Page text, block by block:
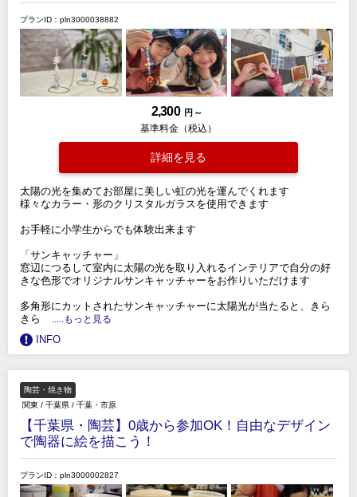
プランID：pln3000038882
2,300 円 ～
基準料金（税込）
詳細を見る
太陽の光を集めてお部屋に美しい虹の光を運んでくれます
様々なカラー・形のクリスタルガラスを使用できます
お手軽に小学生からでも体験出来ます
「サンキャッチャー」
窓辺につるして室内に太陽の光を取り入れるインテリアで自分の好
きな色形でオリジナルサンキャッチャーをお作りいただけます
多角形にカットされたサンキャッチャーに太陽光が当たると、きら
きら
.....もっと見る
INFO
陶芸・焼き物
関東 / 千葉県 / 千葉・市原
【千葉県・陶芸】0歳から参加OK！自由なデザイン
で陶器に絵を描こう！
プランID：pln3000002827